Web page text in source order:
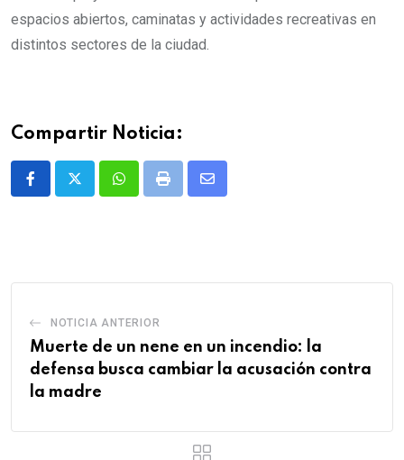
espacios abiertos, caminatas y actividades recreativas en
distintos sectores de la ciudad.
Compartir Noticia:
WhatsappPrint
Share
NOTICIA ANTERIOR
Muerte de un nene en un incendio: la
defensa busca cambiar la acusación contra
la madre